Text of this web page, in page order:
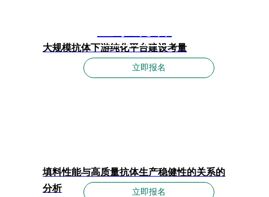
大规模抗体下游纯化平台建设考量
立即报名
填料性能与高质量抗体生产稳健性的关系的
分析
立即报名